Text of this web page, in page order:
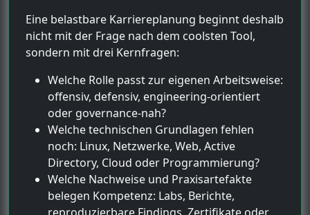
Eine belastbare Karriereplanung beginnt deshalb
nicht mit der Frage nach dem coolsten Tool,
sondern mit drei Kernfragen:
Welche Rolle passt zur eigenen Arbeitsweise:
offensiv, defensiv, engineering-orientiert
oder governance-nah?
Welche technischen Grundlagen fehlen
noch: Linux, Netzwerke, Web, Active
Directory, Cloud oder Programmierung?
Welche Nachweise und Praxisartefakte
belegen Kompetenz: Labs, Berichte,
reproduzierbare Findings, Zertifikate oder